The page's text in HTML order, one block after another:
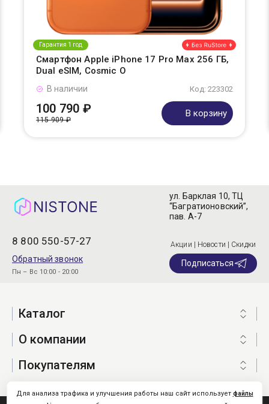
Гарантия 1 год
Смартфон Apple iPhone 17 Pro Max 256 ГБ,
Dual eSIM, Cosmic O
Код: 223302
В наличии
100 790 ₽
115 909 ₽
В корзину
8 800 550-57-27
Обратный звонок
Пн – Вс 10:00 - 20:00
ул. Барклая 10, ТЦ
“Багратионовский”,
пав. А-7
Акции | Новости | Скидки
Подписаться
Каталог
О компании
Покупателям
Для анализа трафика и улучшения работы наш сайт использует файлы